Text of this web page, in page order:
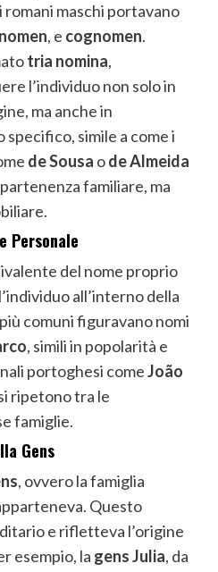
romani maschi portavano
nomen, e cognomen.
tria nomina,
l’individuo non solo in
ma anche in
simile a come i
de Sousa ode Almeida
familiare, ma
Personale
del nome proprio
all’interno della
comuni figuravano nomi
, simili in popolarità e
portoghesi comeJoão
ripetono tra le
famiglie.
Gens
, ovvero la famiglia
Questo
e rifletteva l’origine
esempio, la gens Julia, da